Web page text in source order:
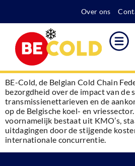
Over ons
BE-Cold, de Belgian Cold Chain
bezorgdheid over de impact van de
transmissienettarieven en de
op de Belgische koel- en
voornamelijk bestaat uit KMO’s,
uitdagingen door de stijgende
internationale concurrentie.